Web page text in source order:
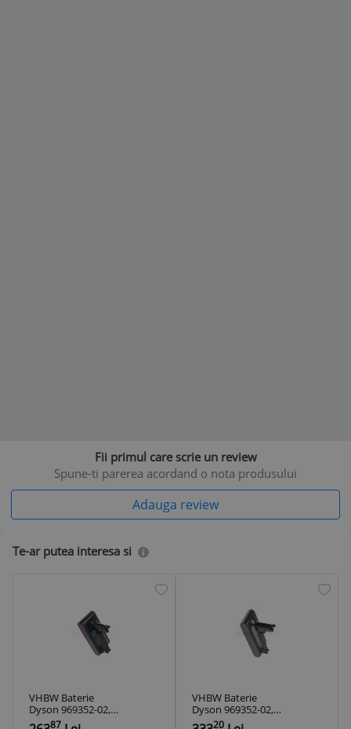
Fii primul care scrie un review
Spune-ti parerea acordand o nota produsului
Adauga review
Te-ar putea interesa si
VHBW Baterie
Dyson 969352-02,
SV12, 206340 for -
87
VHBW Baterie
Dyson 969352-02,
SV12, 206340 for -
20